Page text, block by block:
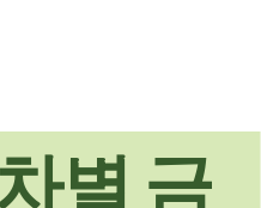
별 금